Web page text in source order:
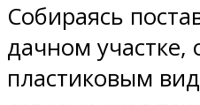
Собираясь
дачном
пластиковым